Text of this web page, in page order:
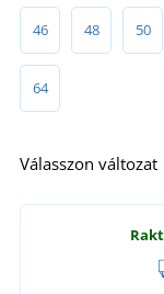
46 48 50
64
Válasszon változat